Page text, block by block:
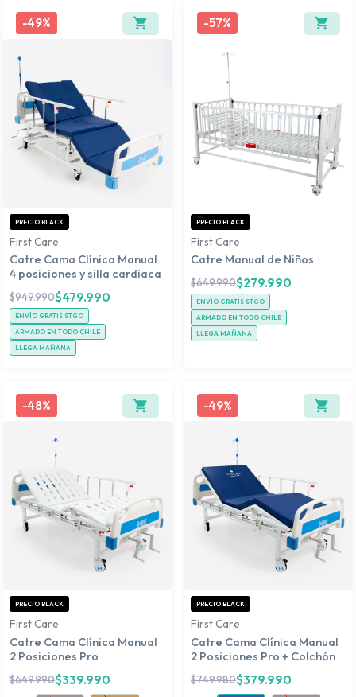
-49%
PRECIO BLACK
First Care
Catre Cama Clínica Manual
4 posiciones y silla cardiaca
$949.990$479.990
ENVÍO GRATIS STGO
ARMADO EN TODO CHILE
LLEGA MAÑANA
-57%
PRECIO BLACK
First Care
Catre Manual de Niños
$649.990$279.990
ENVÍO GRATIS STGO
ARMADO EN TODO CHILE
LLEGA MAÑANA
-48%
PRECIO BLACK
First Care
Catre Cama Clínica Manual
2 Posiciones Pro
$649.990$339.990
-49%
PRECIO BLACK
First Care
Catre Cama Clínica Manual
2 Posiciones Pro + Colchón
$749.980$379.990